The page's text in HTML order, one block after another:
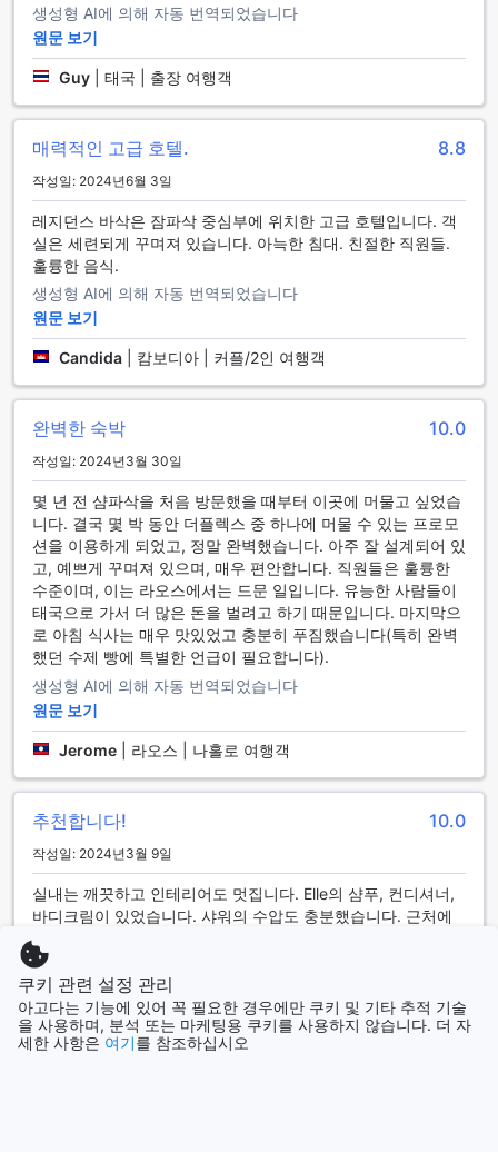
공되는 하우스키핑 서비스는 항상 깨끗하고 쾌적한 환경을 유
지해 주어, 손님들이 편안하게 휴식을 취할 수 있도록 합니다.
이러한 다양한 편의 시설은 레지던스 바삭에서의 숙박을 더욱
특별하게 만들어 줍니다.
레지던스 바삭의 편리한 교통 시설
더욱 쾌적한 여행을 지원합니다. 공항에서의 이동이 걱정이신
가요? 레지던스 바삭에서는 공항 전송 서비스를 제공하여, 도착
후 편리하게 숙소로 이동하실 수 있습니다. 이 서비스는 사전 예
약이 가능하여, 여행 계획에 맞춰 쉽게 이용할 수 있습니다.
또한, 레지던스 바삭은 다양한 투어 서비스를 통해 참빠삭의 매
력을 만끽할 수 있도록 도와드립니다. 지역의 주요 관광지를 탐
방할 수 있는 투어가 마련되어 있어, 여행의 즐거움을 더할 수
있습니다. 차량 주차 공간도 마련되어 있어, 자가용을 이용하시
는 분들께는 무료로 주차할 수 있는 편리함을 제공합니다. 이처
럼 레지던스 바삭은 고객의 편의를 최우선으로 생각하며, 다양
레지던스 바삭의 객실 시설
레지던스 바삭에서는 편안한 숙박을 위한 다양한 객실 시설을
제공합니다. 모든 객실은 에어컨이 완비되어 있어 더운 날씨에
도 쾌적한 환경을 유지할 수 있습니다. 또한, 각 객실에는 고급
스러운 목욕 가운과 헤어 드라이어가 마련되어 있어 편안한 휴
식을 취할 수 있도록 도와줍니다. TV와 위성/케이블 TV를 통해
다양한 프로그램을 즐길 수 있으며, 미니 바와 냉장고에서 시원
한 음료를 언제든지 즐길 수 있습니다.
객실 내에는 발코니 또는 테라스가 있어 아름다운 풍경을 감상
하며 여유로운 시간을 보낼 수 있습니다. 커피/차 메이커와 무
료 생수는 언제든지 상쾌한 음료를 즐길 수 있는 편리함을 제공
합니다. 또한, 블랙아웃 커튼과 고급 리넨, 타올이 준비되어 있
어 편안한 수면을 보장합니다. 별도의 거실 공간은 가족이나 친
구와 함께하는 여유로운 시간을 가능하게 하며, 무료 차 서비스
와 화장용품도 제공되어 더욱 편리한 숙박 경험을 선사합니다.
레지던스 바삭의 다채로운 다이닝 시설
레지던스 바삭에서는 고객님들의 다양한 미각을 만족시키기 위
해 여러 가지 다이닝 옵션을 제공합니다. 24시간 운영되는 룸
서비스는 언제든지 편리하게 객실에서 식사를 즐길 수 있는 기
회를 제공합니다. 아침부터 저녁까지 원하는 시간에 맛있는 요
리를 주문할 수 있어, 여행의 피로를 잊고 편안한 시간을 보낼
수 있습니다. 또한, 커피숍에서는 신선한 커피와 함께 간단한 스
낵을 즐기며 여유로운 시간을 보낼 수 있습니다.
레스토랑에서는 라오스의 전통 요리부터 국제적인 요리까지 다
양한 메뉴를 제공하여, 모든 손님들이 만족할 수 있는 맛의 향연
생성형 AI에 의해 자동 번역되었습니다
원문 보기
Guy 태국 | 출장 여행객
매력적인 고급 호텔. 8.8
작성일: 2024년6월 3일
레지던스 바삭은 잠파삭 중심부에 위치한 고급 호텔입니다. 객
실은 세련되게 꾸며져 있습니다. 아늑한 침대. 친절한 직원들.
훌륭한 음식.
생성형 AI에 의해 자동 번역되었습니다
원문 보기
Candida 캄보디아 | 커플/2인 여행객
완벽한 숙박 10.0
작성일: 2024년3월 30일
몇 년 전 샴파삭을 처음 방문했을 때부터 이곳에 머물고 싶었습
니다. 결국 몇 박 동안 더플렉스 중 하나에 머물 수 있는 프로모
션을 이용하게 되었고, 정말 완벽했습니다. 아주 잘 설계되어 있
고, 예쁘게 꾸며져 있으며, 매우 편안합니다. 직원들은 훌륭한
수준이며, 이는 라오스에서는 드문 일입니다. 유능한 사람들이
태국으로 가서 더 많은 돈을 벌려고 하기 때문입니다. 마지막으
로 아침 식사는 매우 맛있었고 충분히 푸짐했습니다(특히 완벽
했던 수제 빵에 특별한 언급이 필요합니다).
생성형 AI에 의해 자동 번역되었습니다
원문 보기
Jerome 라오스 | 나홀로 여행객
추천합니다! 10.0
작성일: 2024년3월 9일
실내는 깨끗하고 인테리어도 멋집니다. Elle의 샴푸, 컨디셔너,
바디크림이 있었습니다. 샤워의 수압도 충분했습니다. 근처에
서의 경치는 한가하고 매우 좋습니다.
생성형 AI에 의해 자동 번역되었습니다
원문 보기
美保| 라오스 | 커플/2인 여행객
쿠키 관련 설정 관리
아고다는 기능에 있어 꼭 필요한 경우에만 쿠키 및 기타 추적 기술
을 사용하며, 분석 또는 마케팅용 쿠키를 사용하지 않습니다. 더 자
세한 사항은 여기를 참조하십시오